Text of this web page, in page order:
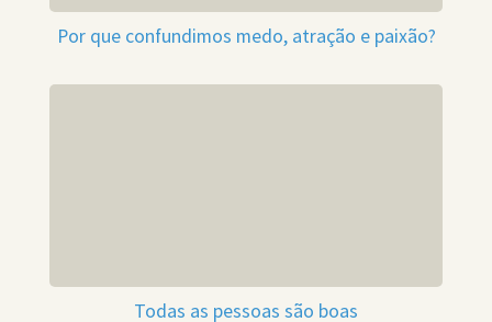
Por que confundimos medo, atração e paixão?
Todas as pessoas são boas